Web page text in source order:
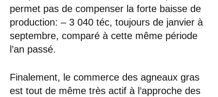
permet pas de compenser la forte baisse de
production: – 3 040 téc, toujours de janvier à
septembre, comparé à cette même période
l’an passé.
Finalement, le commerce des agneaux gras
est tout de même très actif à l’approche des